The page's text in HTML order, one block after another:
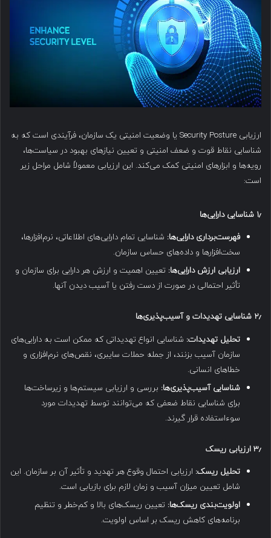
ارزیابی Security Posture یا وضعیت امنیتی یک سازمان، فرآیندی است که به
شناسایی نقاط قوت و ضعف امنیتی و تعیین نیازهای بهبود در سیاست‌ها،
رویه‌ها و ابزارهای امنیتی کمک می‌کند. این ارزیابی معمولاً شامل مراحل زیر
است:
۱٫ شناسایی دارایی‌ها
فهرست‌برداری دارایی‌ها: شناسایی تمام دارایی‌های اطلاعاتی، نرم‌افزارها،
سخت‌افزارها و داده‌های حساس سازمان.
ارزیابی ارزش دارایی‌ها: تعیین اهمیت و ارزش هر دارایی برای سازمان و
تأثیر احتمالی در صورت از دست رفتن یا آسیب دیدن آنها.
۲٫ شناسایی تهدیدات و آسیب‌پذیری‌ها
تحلیل تهدیدات: شناسایی انواع تهدیداتی که ممکن است به دارایی‌های
سازمان آسیب بزنند، از جمله حملات سایبری، نقص‌های نرم‌افزاری و
خطاهای انسانی.
شناسایی آسیب‌پذیری‌ها: بررسی و ارزیابی سیستم‌ها و زیرساخت‌ها
برای شناسایی نقاط ضعفی که می‌توانند توسط تهدیدات مورد
سوءاستفاده قرار گیرند.
۳٫ ارزیابی ریسک
تحلیل ریسک: ارزیابی احتمال وقوع هر تهدید و تأثیر آن بر سازمان. این
شامل تعیین میزان آسیب و زمان لازم برای بازیابی است.
اولویت‌بندی ریسک‌ها: تعیین ریسک‌های بالا و کم‌خطر و تنظیم
برنامه‌های کاهش ریسک بر اساس اولویت.